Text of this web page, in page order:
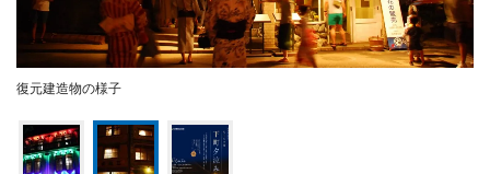
復元建造物の様子